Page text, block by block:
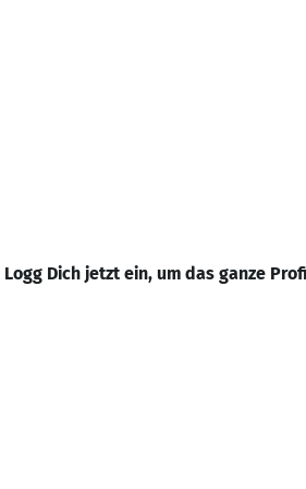
Logg Dich jetzt ein, um das ganze